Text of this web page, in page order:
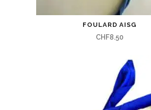
FOULARD AISG
CHF8.50